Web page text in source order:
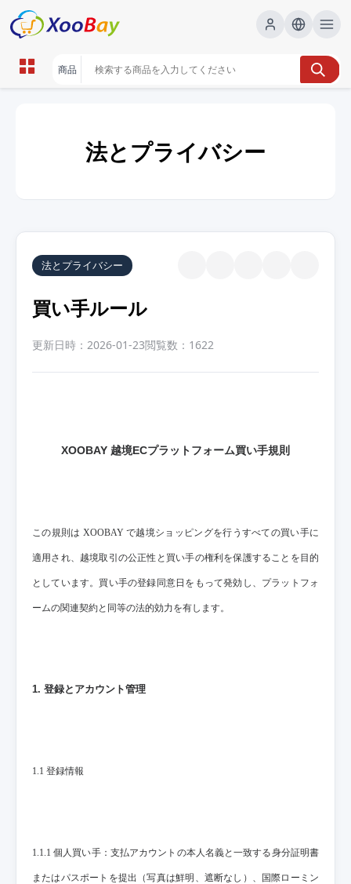
法とプライバシー
法とプライバシー
買い手ルール
更新日時：2026-01-23閲覧数：1622
XOOBAY 越境ECプラットフォーム買い手規則
この規則は XOOBAY で越境ショッピングを行うすべての買い手に
適用され、越境取引の公正性と買い手の権利を保護することを目的
としています。買い手の登録同意日をもって発効し、プラットフォ
ームの関連契約と同等の法的効力を有します。
1. 登録とアカウント管理​​
1.1 登録情報
1.1.1 個人買い手：支払アカウントの本人名義と一致する身分証明書
またはパスポートを提出（写真は鮮明、遮断なし）、国際ローミン